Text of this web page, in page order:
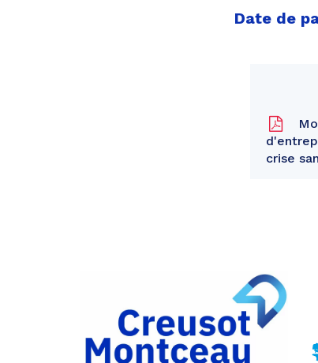
Date de
crise
Partager
sur
Partager